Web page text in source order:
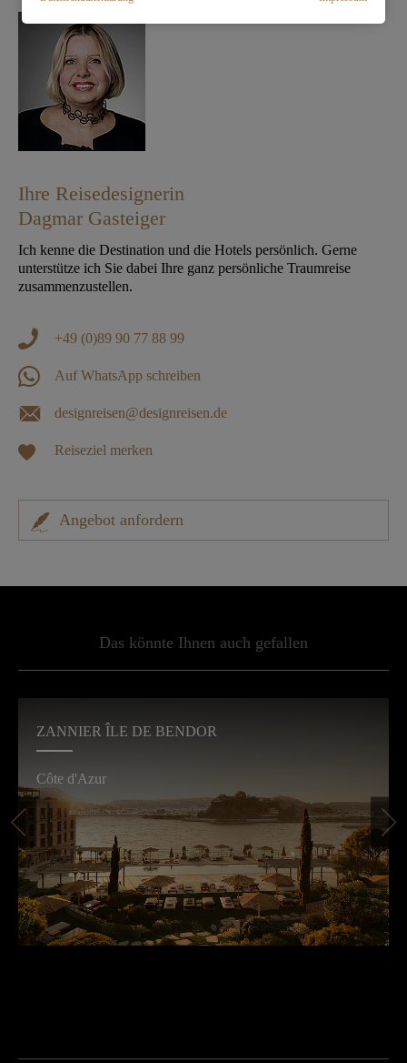
Ihre Reisedesignerin
Dagmar Gasteiger
Ich kenne die Destination und die Hotels persönlich. Gerne
unterstütze ich Sie dabei Ihre ganz persönliche Traumreise
zusammenzustellen.
+49 (0)89 90 77 88 99
Auf WhatsApp schreiben
designreisen@designreisen.de
Reiseziel merken
Angebot anfordern
Das könnte Ihnen auch gefallen
ZANNIER ÎLE DE BENDOR
Côte d'Azur